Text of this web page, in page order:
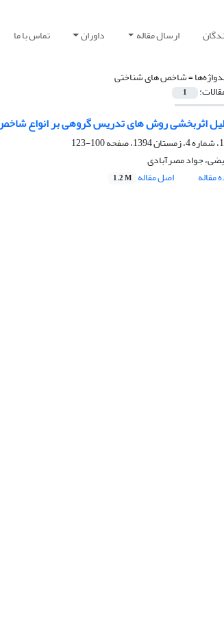
ارسال مقاله داوران تماس با ما
=شاخص های شناختی
1
اثربخشی روش های تدریس گروهی بر انواع
100-123
جواد مصرآبادی
مقاله
اصل مقاله 1.2 M